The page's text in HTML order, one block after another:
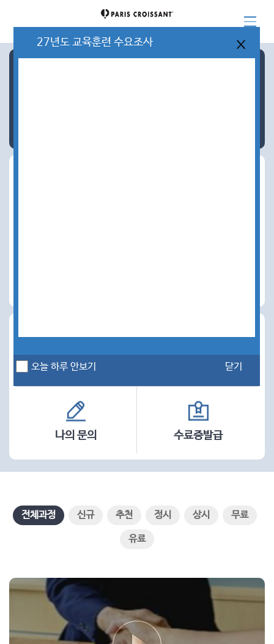
나의 학습
나의 문의 수료증발급
전체과정 신규 추천 정시 상시 무료
유료
'26년 교육과정
오늘 하루 안보기 닫기
'26년 8월 교육 일정
컨소시엄 뉴스레터_6월호
오늘 하루 안보기 닫기
27년도 교육훈련 수요조사
오늘 하루 안보기 닫기